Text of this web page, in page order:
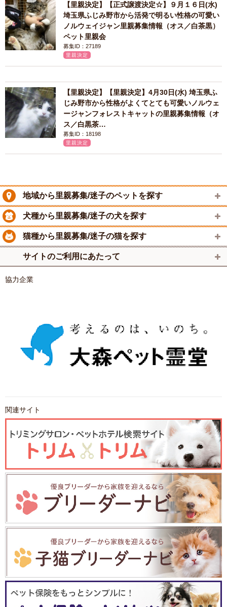
【里親決定】【正式譲渡決定☆】９月１６日(水)
埼玉県ふじみ野市から活発で明るい性格の可愛い
ノルウェイジャン里親募集情報（オス／白茶黒）
ペット里親会
募集ID：27189
里親決定
【里親決定】【里親決定】4月30日(水) 埼玉県ふ
じみ野市から性格がよくてとても可愛いノルウェ
ージャンフォレストキャットの里親募集情報（オ
ス／白黒茶…
募集ID：18198
里親決定
地域から里親募集/迷子のペットを探す
犬種から里親募集/迷子の犬を探す
猫種から里親募集/迷子の猫を探す
サイトのご利用にあたって
協力企業
関連サイト